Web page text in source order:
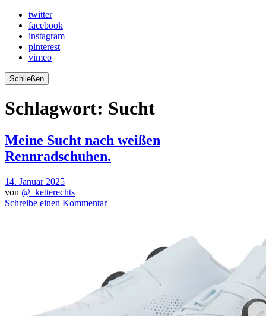
twitter
facebook
instagram
pinterest
vimeo
Schließen
Schlagwort: Sucht
Meine Sucht nach weißen
Rennradschuhen.
14. Januar 2025
von @_ketterechts
Schreibe einen Kommentar